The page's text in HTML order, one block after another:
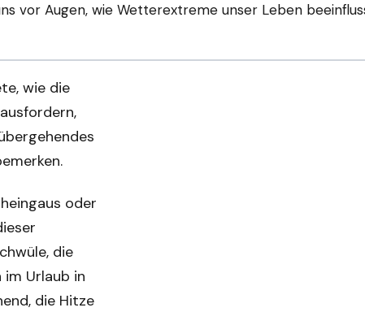
vor Augen, wie Wetterextreme unser Leben
wie die
oder
die
Urlaub in
die Hitze